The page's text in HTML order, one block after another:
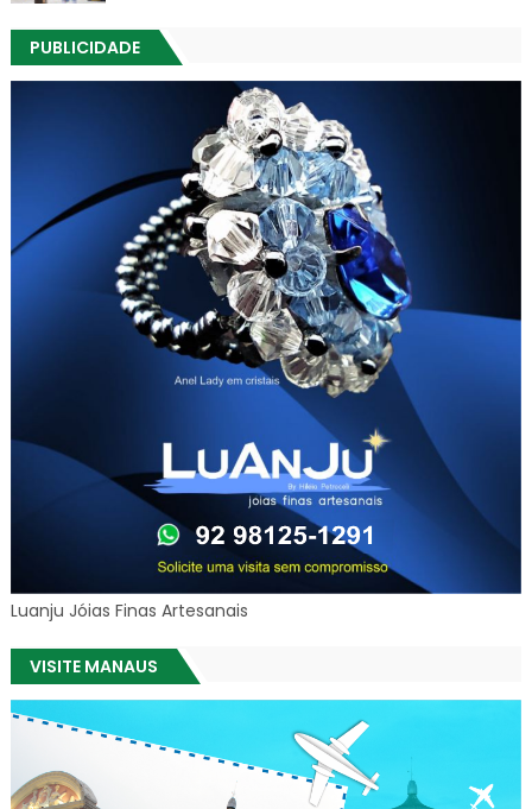
PUBLICIDADE
Luanju Jóias Finas Artesanais
VISITE MANAUS